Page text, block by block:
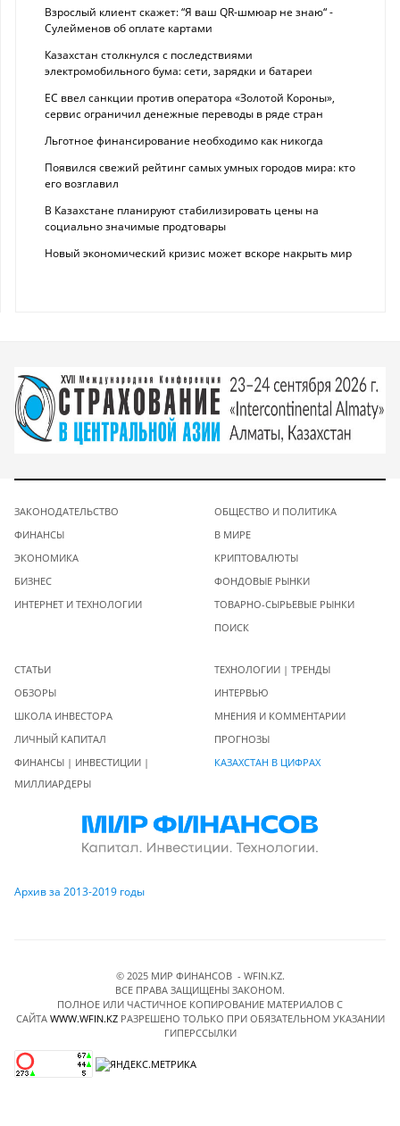
Взрослый клиент скажет: “Я ваш QR-шмюар не знаю“ -
Сулейменов об оплате картами
Казахстан столкнулся с последствиями
электромобильного бума: сети, зарядки и батареи
ЕС ввел санкции против оператора «Золотой Короны»,
сервис ограничил денежные переводы в ряде стран
Льготное финансирование необходимо как никогда
Появился свежий рейтинг самых умных городов мира: кто
его возглавил
В Казахстане планируют стабилизировать цены на
социально значимые продтовары
Новый экономический кризис может вскоре накрыть мир
ЗАКОНОДАТЕЛЬСТВО
ФИНАНСЫ
ЭКОНОМИКА
БИЗНЕС
ИНТЕРНЕТ И ТЕХНОЛОГИИ
ОБЩЕСТВО И ПОЛИТИКА
В МИРЕ
КРИПТОВАЛЮТЫ
ФОНДОВЫЕ РЫНКИ
ТОВАРНО-СЫРЬЕВЫЕ РЫНКИ
ПОИСК
СТАТЬИ
ОБЗОРЫ
ШКОЛА ИНВЕСТОРА
ЛИЧНЫЙ КАПИТАЛ
ФИНАНСЫ | ИНВЕСТИЦИИ |
МИЛЛИАРДЕРЫ
ТЕХНОЛОГИИ | ТРЕНДЫ
ИНТЕРВЬЮ
МНЕНИЯ И КОММЕНТАРИИ
ПРОГНОЗЫ
КАЗАХСТАН В ЦИФРАХ
Архив за 2013-2019 годы
© 2025 МИР ФИНАНСОВ - WFIN.KZ.
ВСЕ ПРАВА ЗАЩИЩЕНЫ ЗАКОНОМ.
ПОЛНОЕ ИЛИ ЧАСТИЧНОЕ КОПИРОВАНИЕ МАТЕРИАЛОВ C
САЙТА WWW.WFIN.KZРАЗРЕШЕНО ТОЛЬКО ПРИ ОБЯЗАТЕЛЬНОМ УКАЗАНИИ
ГИПЕРССЫЛКИ